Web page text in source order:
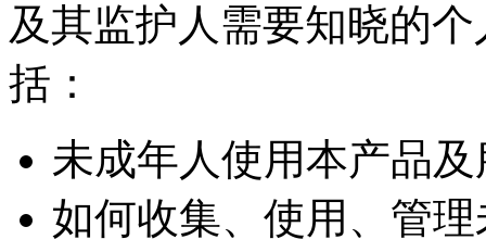
及其监护人需要知晓的
括：
未成年人使用本产品
如何收集、使用、管